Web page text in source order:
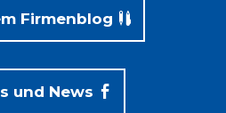
Firmenblog
und News